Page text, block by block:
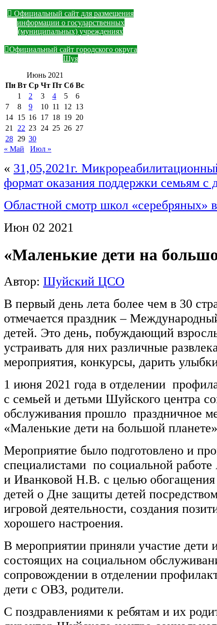
Официальный сайт для размещения
информации о государственных
(муниципальных) учреждениях
Официальный сайт городского округа
Шуя
Июнь 2021
Пн Вт Ср Чт Пт Сб Вс
1
2 3 4 5
6
7
8 9 10 11 12 13
14 15 16 17 18 19 20
21 22 23 24 25 26 27
28 29 30
« Май
Июл »
« 31,05,2021г.
формат оказания поддержки семьям с
Областной смотр школ «серебряных»
Июн 02 2021
«Маленькие дети на
Автор: Шуйский ЦСО
В первый день лета более чем в 30
отмечается праздник –
детей. Это день, побуждающий
устраивать для них различные
мероприятия, конкурсы, дарить
1 июня 2021 года в отделении
с семьей и детьми Шуйского центра
обслуживания прошло праздничное
«Маленькие дети на большой
Мероприятие было подготовлено и
специалистами по социальной
и Иванковой Н.В. с целью обогащения
детей о Дне защиты детей
игровой деятельности, создания
хорошего настроения.
В мероприятии приняли участие дети
состоящих на социальном
сопровождении в отделении
дети с ОВЗ, родители.
С поздравлениями к ребятам и их